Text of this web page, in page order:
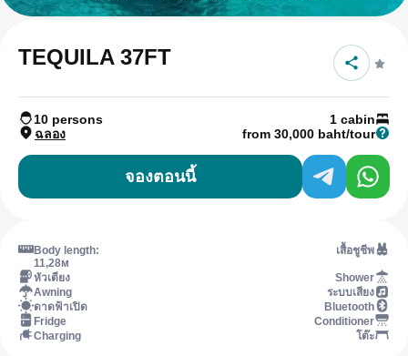
TEQUILA 37FT
10 persons
1 cabin
ฉลอง
from 30,000 baht/tour
จองตอนนี้
Body length:
11,28м
เสื้อชูชีพ
หัวเตียง
Shower
Awning
ระบบเสียง
ดาดฟ้าเปิด
Bluetooth
Fridge
Conditioner
Charging
โต๊ะ